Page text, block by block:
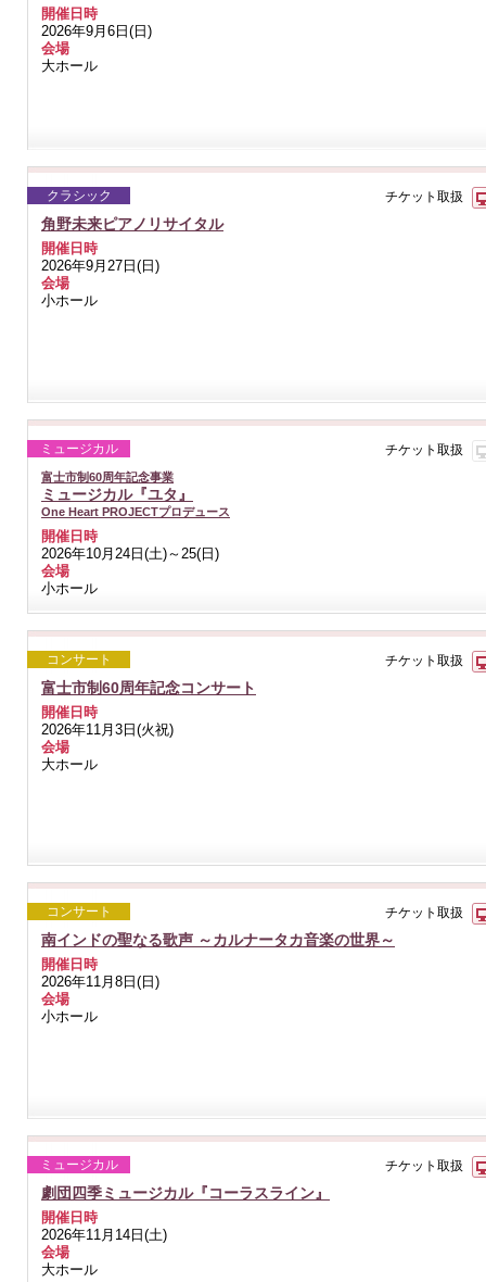
開催日時
2026年9月6日(日)
会場
大ホール
クラシック チケット取扱
角野未来ピアノリサイタル
開催日時
2026年9月27日(日)
会場
小ホール
ミュージカル チケット取扱
富士市制60周年記念事業
ミュージカル『ユタ』
One Heart PROJECTプロデュース
開催日時
2026年10月24日(土)～25(日)
会場
小ホール
コンサート チケット取扱
富士市制60周年記念コンサート
開催日時
2026年11月3日(火祝)
会場
大ホール
コンサート チケット取扱
南インドの聖なる歌声 ～カルナータカ音楽の世界～
開催日時
2026年11月8日(日)
会場
小ホール
ミュージカル チケット取扱
劇団四季ミュージカル『コーラスライン』
開催日時
2026年11月14日(土)
会場
大ホール